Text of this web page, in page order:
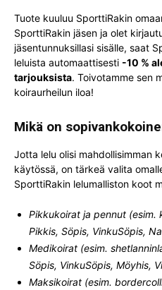
Tuote kuuluu SporttiRakin
SporttiRakin jäsen ja olet
jäsentunnuksillasi sisälle, saat
leluista automaattisesti -10 %
tarjouksista. Toivotamme sen
koiraurheilun iloa!
Mikä on
Jotta lelu olisi mahdollisimman
käytössä, on tärkeä valita
SporttiRakin lelumalliston koot
Pikkukoirat ja pennut (esim.
Pikkis, Söpis, VinkuSöpis,
Medikoirat (esim.
Söpis, VinkuSöpis, Möyhis,
Maksikoirat (esim.